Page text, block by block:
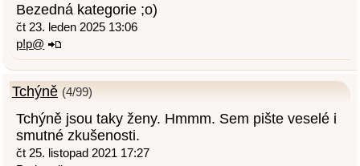
Bezedná kategorie ;o)
čt 23. leden 2025 13:06
p!p@
Tchýně (4/99)
Tchýně jsou taky ženy. Hmmm. Sem pište veselé i
smutné zkušenosti.
čt 25. listopad 2021 17:27